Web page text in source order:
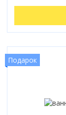
Подарок